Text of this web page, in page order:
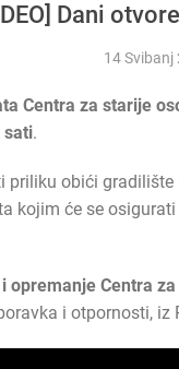
Dani
14 Svibanj
Centra za starije
sati.
priliku obići
kojim će se
opremanje Centra
i otpornosti, iz